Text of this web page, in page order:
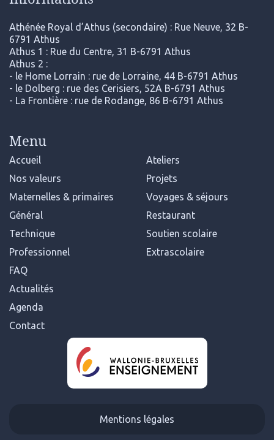
Athénée Royal d’Athus (secondaire) : Rue Neuve, 32 B-
6791 Athus
Athus 1 : Rue du Centre, 31 B-6791 Athus
Athus 2 :
- le Home Lorrain : rue de Lorraine, 44 B-6791 Athus
- le Dolberg : rue des Cerisiers, 52A B-6791 Athus
- La Frontière : rue de Rodange, 86 B-6791 Athus
Menu
Accueil
Nos valeurs
Maternelles & primaires
Général
Technique
Professionnel
FAQ
Actualités
Agenda
Contact
Ateliers
Projets
Voyages & séjours
Restaurant
Soutien scolaire
Extrascolaire
Mentions légales